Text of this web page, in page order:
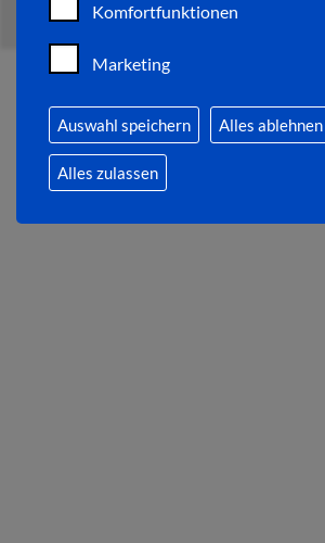
Komfortfunktionen
Marketing
Auswahl speichern Alles ablehnen
Alles zulassen